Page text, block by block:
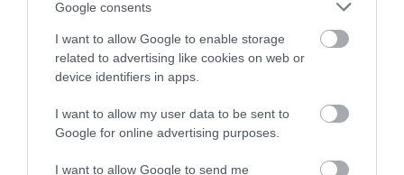
Google consents
I want to allow Google to enable storage
related to advertising like cookies on web or
device identifiers in apps.
I want to allow my user data to be sent to
Google for online advertising purposes.
I want to allow Google to send me
Πρόσφατα Άρθρα
ΟΙ «ΕΥΤΥΧΙΣΜΕΝΕΣ
ΜΕΡΕΣ» ΕΙΝΑΙ ΜΠΡΟΣΤΑ:
Μια επίκαιρη ανάλυση για